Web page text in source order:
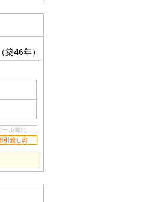
（築46年）